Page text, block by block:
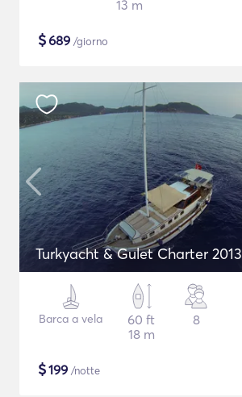
13 m
$689 /giorno
Turkyacht & Gulet Charter 2013
Barca a vela
60 ft
18 m
8
$199 /notte